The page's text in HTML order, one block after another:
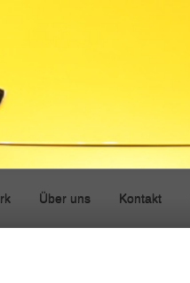
Über uns Kontakt